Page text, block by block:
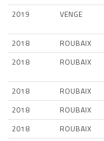
2019
VENGE
2018
ROUBAIX
2018
ROUBAIX
2018
ROUBAIX
2018
ROUBAIX
2018
ROUBAIX